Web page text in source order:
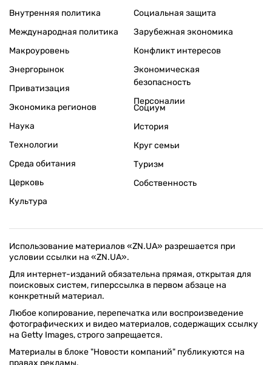
Внутренняя политика
Международная политика
Макроуровень
Энергорынок
Приватизация
Экономика регионов
Социальная защита
Зарубежная экономика
Конфликт интересов
Экономическая
безопасность
Персоналии
Наука
Технологии
Среда обитания
Церковь
Культура
Социум
История
Круг семьи
Туризм
Собственность
Использование материалов «ZN.UA» разрешается при
условии ссылки на «ZN.UA».
Для интернет-изданий обязательна прямая, открытая для
поисковых систем, гиперссылка в первом абзаце на
конкретный материал.
Любое копирование, перепечатка или воспроизведение
фотографических и видео материалов, содержащих ссылку
на Getty Images, строго запрещается.
Материалы в блоке "Новости компаний" публикуются на
правах рекламы.